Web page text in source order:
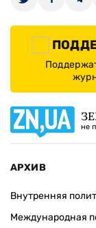
не
АРХИВ
Внутренняя
Международная